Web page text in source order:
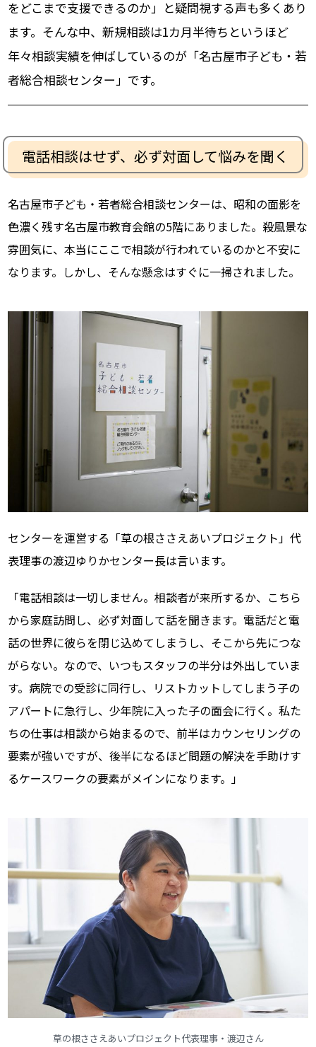
をどこまで支援できるのか」と疑問視する声も多くあり
ます。そんな中、新規相談は1カ月半待ちというほど
年々相談実績を伸ばしているのが「名古屋市子ども・若
者総合相談センター」です。
電話相談はせず、必ず対面して悩みを聞く
名古屋市子ども・若者総合相談センターは、昭和の面影を
色濃く残す名古屋市教育会館の5階にありました。殺風景な
雰囲気に、本当にここで相談が行われているのかと不安に
なります。しかし、そんな懸念はすぐに一掃されました。
センターを運営する「草の根ささえあいプロジェクト」代
表理事の渡辺ゆりかセンター長は言います。
「電話相談は一切しません。相談者が来所するか、こちら
から家庭訪問し、必ず対面して話を聞きます。電話だと電
話の世界に彼らを閉じ込めてしまうし、そこから先につな
がらない。なので、いつもスタッフの半分は外出していま
す。病院での受診に同行し、リストカットしてしまう子の
アパートに急行し、少年院に入った子の面会に行く。私た
ちの仕事は相談から始まるので、前半はカウンセリングの
要素が強いですが、後半になるほど問題の解決を手助けす
るケースワークの要素がメインになります。」
草の根ささえあいプロジェクト代表理事・渡辺さん